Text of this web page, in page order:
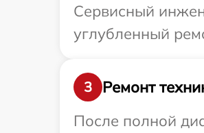
Сервисный
углубленный
3
Ремонт
После полной